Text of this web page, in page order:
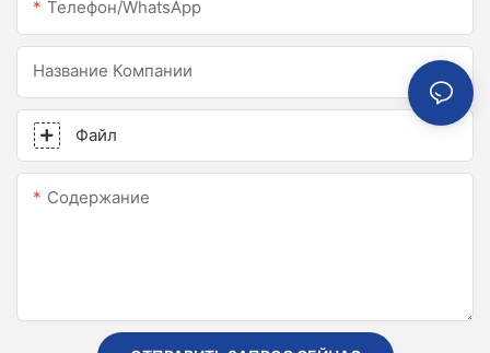
Телефон/WhatsApp
Название Компании
Файл
Содержание